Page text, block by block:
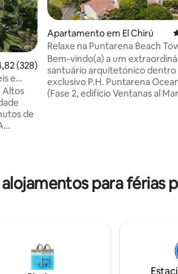
média de 4,82 em 5 estrelas,
(328)
e
Altos
de
2
check-
Apartamento em El Chirú
Relaxe na Puntarena Beach
Bem-vindo(a) a um
santuário arquitetónico dentro
exclusivo P.H. Puntarena
(Fase 2, edifício Ventanas al
de alto nível, está situado a
horas da Cidade do Panamá, a
para férias